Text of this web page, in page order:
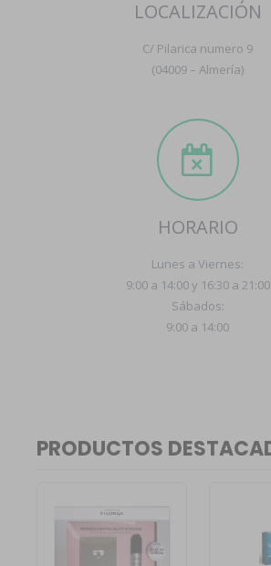
LOCALIZACIÓN
C/ Pilarica numero 9
(04009 – Almería)
HORARIO
Lunes a Viernes:
9:00 a 14:00 y 16:30 a 21:00
Sábados:
9:00 a 14:00